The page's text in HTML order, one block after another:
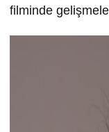
filminde